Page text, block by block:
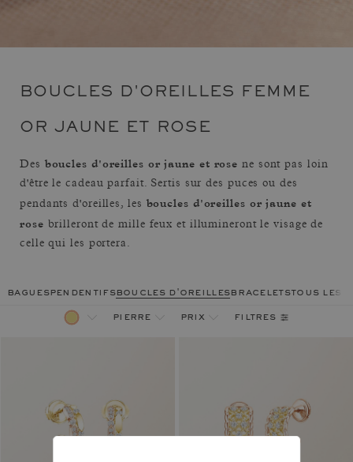
BOUCLES D'OREILLES FEMME
OR JAUNE ET ROSE
Des boucles d'oreilles or jaune et rose ne sont pas loin
d'être le cadeau parfait. Sertis sur des puces ou des
pendants d'oreilles, les boucles d'oreilles or jaune et
rose brilleront de mille feux et illumineront le visage de
celle qui les portera.
baguespendentifsboucles d'oreillesbraceletstous les
pierre prix filtres